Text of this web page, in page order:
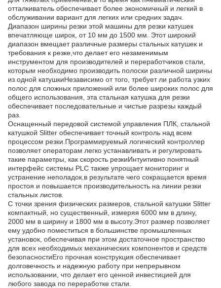
отталкиватель обеспечивает более экономичный и легкий в
обслуживании вариант для легких или средних задач.
Диапазон ширины резки этой машины для резки катушек
впечатляюще широк, от 10 мм до 1500 мм. Этот широкий
диапазон вмещает различные размеры стальных катушек и
требования к резке,что делает его незаменимым
инструментом для производителей и переработчиков стали,
которым необходимо производить полоски различной ширины
из одной катушкиНезависимо от того, требует ли работа узких
полос для сложных приложений или более широких полос для
общего использования, эта стальная катушка для резки
обеспечивает последовательные и чистые разрезы каждый
раз.
Оснащенный передовой системой управления ПЛК, стальной
катушкой Slitter обеспечивает точный контроль над всем
процессом резки.Программируемый логический контроллер
позволяет операторам легко устанавливать и регулировать
такие параметры, как скорость резкиИнтуитивно понятный
интерфейс системы PLC также упрощает мониторинг и
устранение неполадок.в результате чего сокращается время
простоя и повышается производительность на линии резки
стальных листов.
С точки зрения физических размеров, стальной катушки Slitter
компактный, но существенный, измеряя 6000 мм в длину,
2000 мм в ширину и 1800 мм в высоту.Этот размер позволяет
ему удобно поместиться в большинстве промышленных
установок, обеспечивая при этом достаточное пространство
для всех необходимых механических компонентов и средств
безопасностиЕго прочная конструкция обеспечивает
долговечность и надежную работу при непрерывном
использовании, что делает его ценной инвестицией для
любого завода по переработке стали.